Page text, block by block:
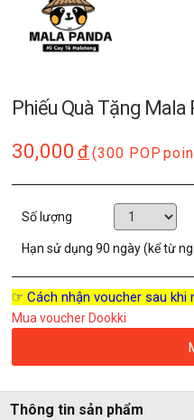
Phiếu Quà Tặng Mala
30,000 đ (300 POP
Số lượng
Hạn sử dụng90 ngày (kể từ
☞ Cách nhận voucher sau khi
Mua voucher Dookki
Thông tin sản phẩm